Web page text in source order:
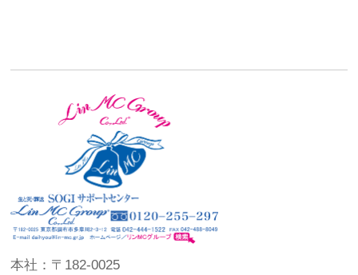
本社：〒182-0025